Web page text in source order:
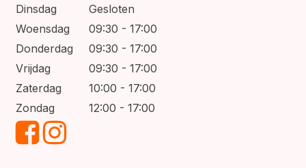
Dinsdag
Gesloten
Woensdag
09:30 - 17:00
Donderdag
09:30 - 17:00
Vrijdag
09:30 - 17:00
Zaterdag
10:00 - 17:00
Zondag
12:00 - 17:00